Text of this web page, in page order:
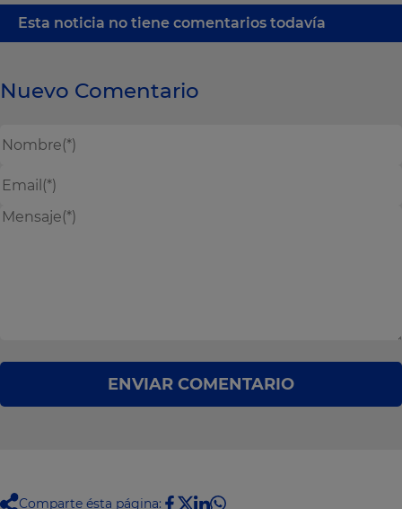
Esta noticia no tiene comentarios todavía
Nuevo Comentario
ENVIAR COMENTARIO
Comparte ésta página: